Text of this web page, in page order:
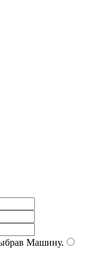
Машину.